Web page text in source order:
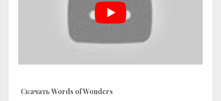
Скачать Words of Wonders